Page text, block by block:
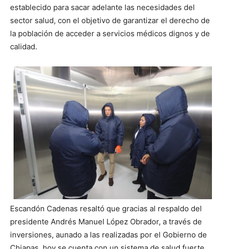
establecido para sacar adelante las necesidades del
sector salud, con el objetivo de garantizar el derecho de
la población de acceder a servicios médicos dignos y de
calidad.
Escandón Cadenas resaltó que gracias al respaldo del
presidente Andrés Manuel López Obrador, a través de
inversiones, aunado a las realizadas por el Gobierno de